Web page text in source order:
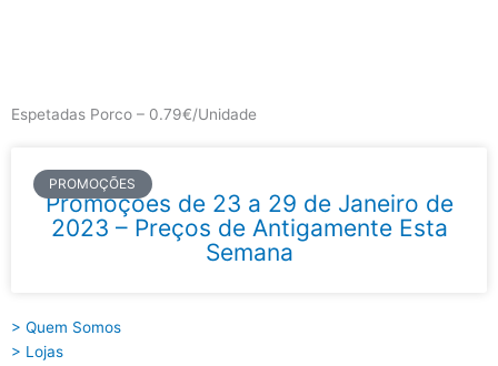
Espetadas Porco – 0.79€/Unidade
PROMOÇÕES
Promoções de 23 a 29 de Janeiro de
2023 – Preços de Antigamente Esta
Semana
> Quem Somos
> Lojas